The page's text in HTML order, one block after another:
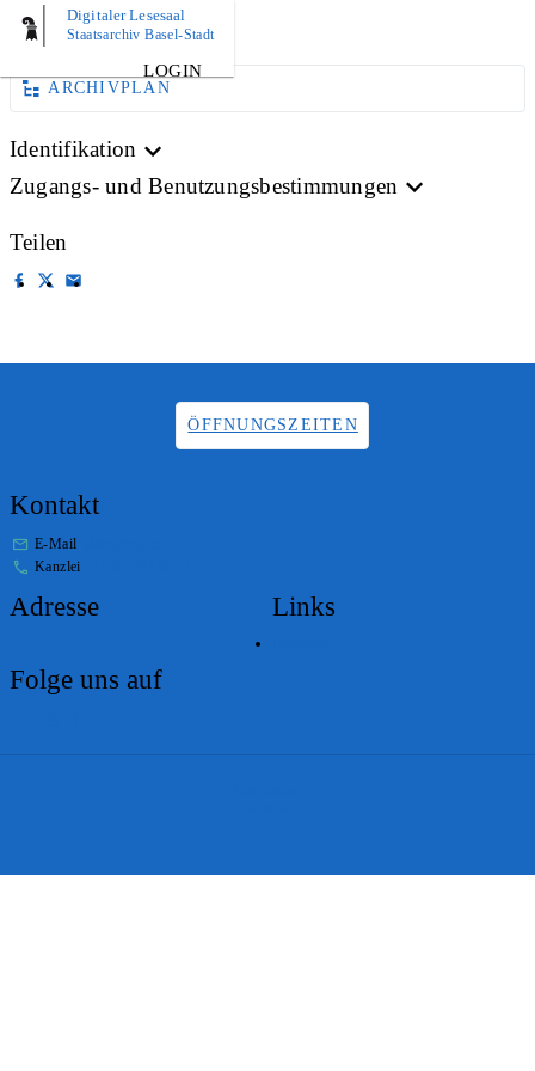
Digitaler Lesesaal
Staatsarchiv Basel-Stadt
LOGIN
AKTE
ARCHIVPLAN
Identifikation
Zugangs- und Benutzungsbestimmungen
Teilen
ÖFFNUNGSZEITEN
Kontakt
E-Mail
Kanzlei
Adresse Links
Folge uns auf